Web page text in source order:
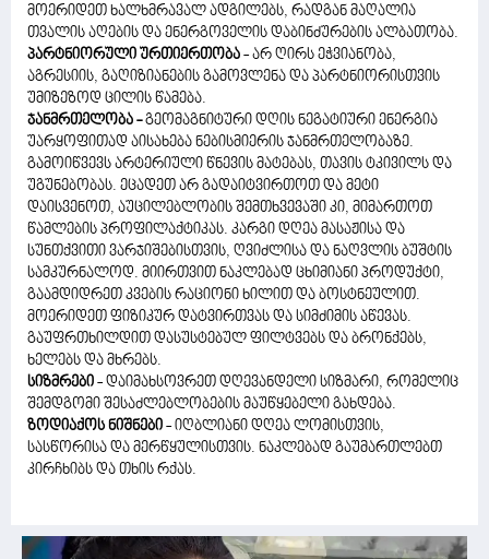
მოერიდეთ ხალხმრავალ ადგილებს, რადგან მაღალია
თვალის აღების და ენერგოველის დაბინძურების ალბათობა.
პარტნიორული ურთიერთობა - არ ღირს ეჭვიანობა,
აგრესიის, გაღიზიანების გამოვლენა და პარტნიორისთვის
უმიზეზოდ ცილის წამება.
ჯანმრთელობა -გეომაგნიტური დღის ნეგატიური ენერგია
უარყოფითად აისახება ნებისმიერის ჯანმრთელობაზე.
გამოიწვევს არტერიული წნევის მატებას, თავის ტკივილს და
უგუნებობას. ეცადეთ არ გადაიტვირთოთ და მეტი
დაისვენოთ, აუცილებლობის შემთხვევაში კი, მიმართოთ
წამლების პროფილაქტიკას. კარგი დღეა მასაჟისა და
სუნთქვითი ვარჯიშებისთვის, ღვიძლისა და ნაღვლის ბუშტის
სამკურნალოდ. მიირთვით ნაკლებად ცხიმიანი პროდუქტი,
გაამდიდრეთ კვების რაციონი ხილით და ბოსტნეულით.
მოერიდეთ ფიზიკურ დატვირთვას და სიმძიმის აწევას.
გაუფრთხილდით დასუსტებულ ფილტვებს და ბრონქებს,
ხელებს და მხრებს.
სიზმრები - დაიმახსოვრეთ დღევანდელი სიზმარი, რომელიც
შემდგომი შესაძლებლობების მაუწყებელი გახდება.
ზოდიაქოს ნიშნები - იღბლიანი დღეა ლომისთვის,
სასწორისა და მერწყულისთვის. ნაკლებად გაუმართლებთ
კირჩხიბს და თხის რქას.